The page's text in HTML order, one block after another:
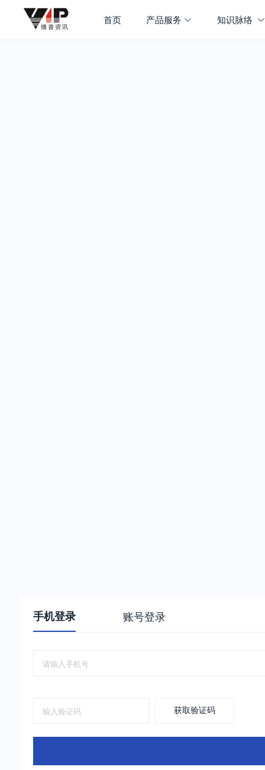
首页 产品服务 知识脉络
手机登录 账号登录
获取验证码